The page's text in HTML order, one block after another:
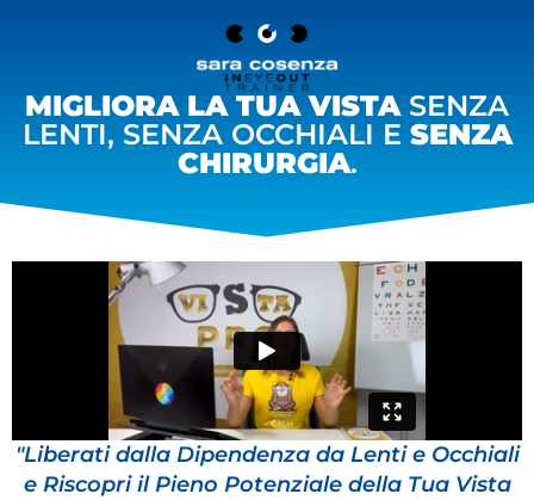
MIGLIORA LA TUA VISTASENZA
LENTI, SENZA OCCHIALI E SENZA
CHIRURGIA.
"Liberati dalla Dipendenza da Lenti e Occhiali
e Riscopri il Pieno Potenziale della Tua Vista